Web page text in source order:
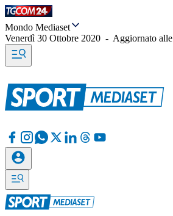
Mondo Mediaset
Venerdì 30 Ottobre 2020 - Aggiornato alle